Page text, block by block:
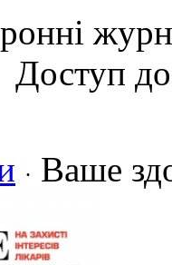
Доступ
· Ваше